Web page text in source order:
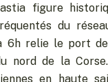
figure
du
6h relie le port
nord de la
en haute